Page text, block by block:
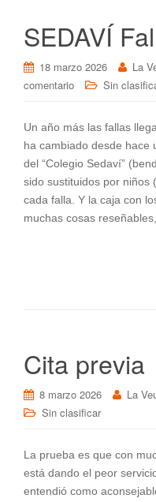
SEDAVÍ
18 marzo 2026 La
comentario
Sin
Un año más las fallas
ha cambiado desde hace
del “Colegio Sedaví”
sido sustituidos por niños
cada falla. Y la caja con
muchas cosas
Cita previa
8 marzo 2026 La
Sin clasificar
La prueba es que con
está dando el peor
entendió como